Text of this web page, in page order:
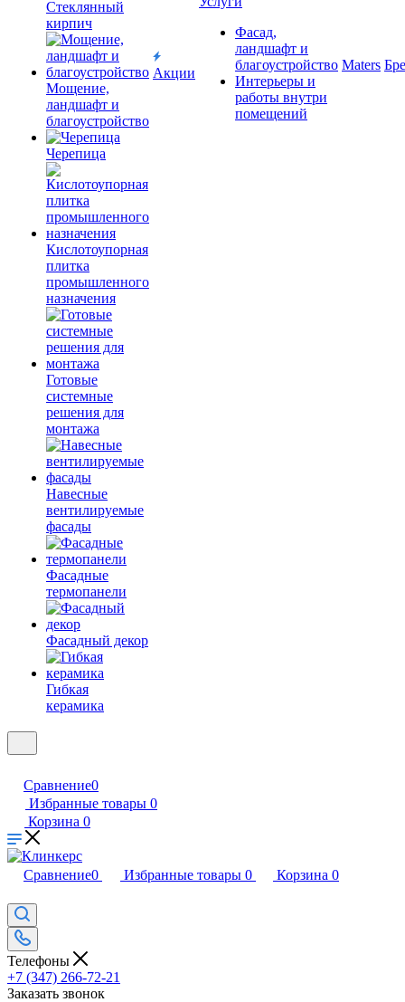
Cтеклянный
кирпич
Мощение,
ландшафт и
благоустройство
Черепица
Кислотоупорная
плитка
промышленного
назначения
Готовые
системные
решения для
монтажа
Навесные
вентилируемые
фасады
Фасадные
термопанели
Фасадный декор
Гибкая
керамика
Акции
Фасад,
ландшафт и
благоустройство
Интерьеры и
работы внутри
помещений
Maters
Сравнение0
Избранные товары 0
Корзина 0
Сравнение0 Избранные товары 0 Корзина 0
Телефоны
+7 (347) 266-72-21
Заказать звонок